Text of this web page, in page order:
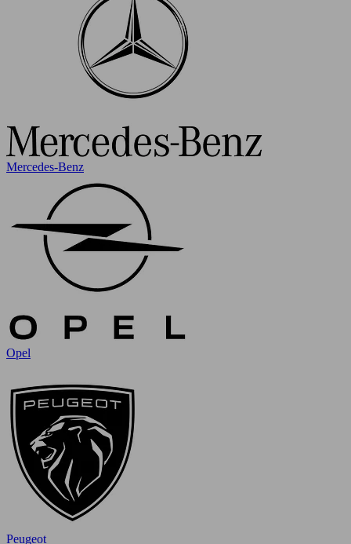
Mercedes-Benz
Opel
Peugeot